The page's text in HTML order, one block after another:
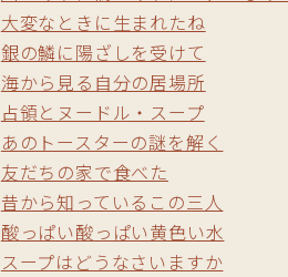
大変なときに生まれたね
銀の鱗に陽ざしを受けて
海から見る自分の居場所
占領とヌードル・スープ
あのトースターの謎を解く
友だちの家で食べた
昔から知っているこの三人
酸っぱい酸っぱい黄色い水
スープはどうなさいますか